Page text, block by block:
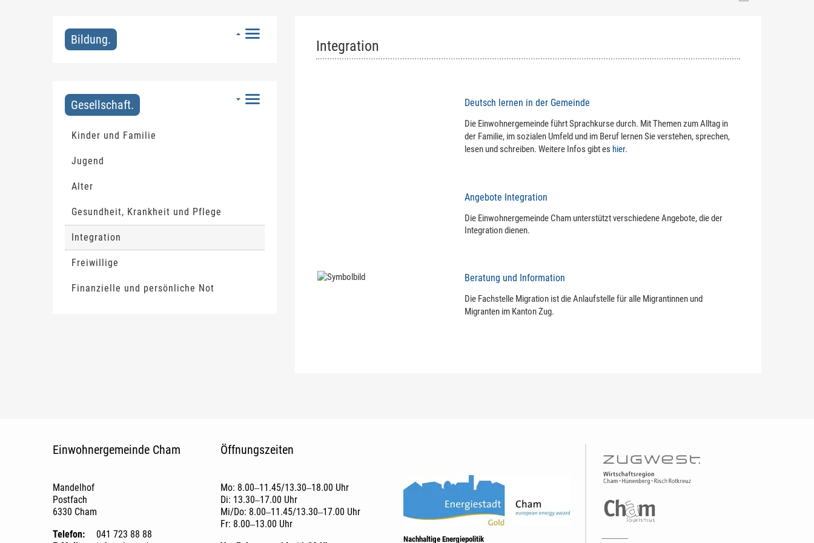
Bildung.
Gesellschaft.
Kinder und Familie
Jugend
Alter
Gesundheit, Krankheit und Pflege
Integration
Freiwillige
Finanzielle und persönliche Not
Integration
Deutsch lernen in der Gemeinde
Die Einwohnergemeinde führt Sprachkurse durch. Mit Themen zum Alltag in
der Familie, im sozialen Umfeld und im Beruf lernen Sie verstehen, sprechen,
lesen und schreiben. Weitere Infos gibt es hier.
Angebote Integration
Die Einwohnergemeinde Cham unterstützt verschiedene Angebote, die der
Integration dienen.
Beratung und Information
Die Fachstelle Migration ist die Anlaufstelle für alle Migrantinnen und
Migranten im Kanton Zug.
Einwohnergemeinde Cham
Mandelhof
Postfach
6330 Cham
Telefon:
041 723 88 88
Öffnungszeiten
Mo: 8.00‒11.45/13.30‒18.00 Uhr
Di: 13.30‒17.00 Uhr
Mi/Do: 8.00‒11.45/13.30‒17.00 Uhr
Fr: 8.00‒13.00 Uhr
Nachhaltige Energiepolitik